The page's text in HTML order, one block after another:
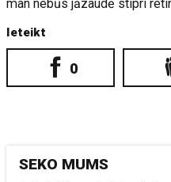
man nebūs jāzaudē stipri
Ieteikt
0
SEKO MUMS